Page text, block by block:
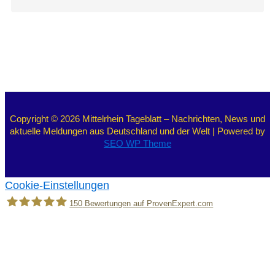
Copyright © 2026 Mittelrhein Tageblatt – Nachrichten, News und
aktuelle Meldungen aus Deutschland und der Welt | Powered by
SEO WP Theme
Cookie-Einstellungen
150 Bewertungen auf ProvenExpert.com